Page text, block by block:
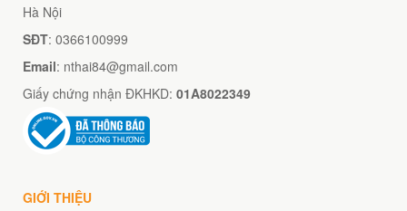
Hà Nội
SĐT: 0366100999
Email: nthai84@gmail.com
Giấy chứng nhận ĐKHKD: 01A8022349
GIỚI THIỆU